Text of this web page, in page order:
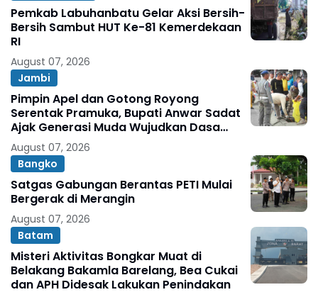
Pemkab Labuhanbatu Gelar Aksi Bersih-
Bersih Sambut HUT Ke-81 Kemerdekaan
RI
August 07, 2026
Jambi
Pimpin Apel dan Gotong Royong
Serentak Pramuka, Bupati Anwar Sadat
Ajak Generasi Muda Wujudkan Dasa
Darma Melalui Aksi Nyata Peduli
Lingkungan
August 07, 2026
Bangko
Satgas Gabungan Berantas PETI Mulai
Bergerak di Merangin
August 07, 2026
Batam
Misteri Aktivitas Bongkar Muat di
Belakang Bakamla Barelang, Bea Cukai
dan APH Didesak Lakukan Penindakan